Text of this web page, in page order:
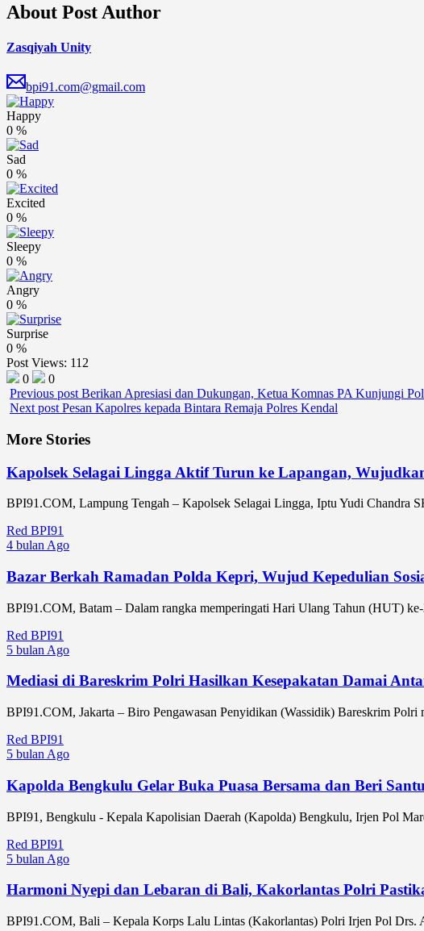
About Post Author
Zasqiyah Unity
bpi91.com@gmail.com
Happy
0 %
Sad
0 %
Excited
0 %
Sleepy
0 %
Angry
0 %
Surprise
0 %
Post Views: 112
0
0
Previous post Berikan Apresiasi dan Dukungan, Ketua Komnas PA Kunjungi
Next post Pesan Kapolres kepada Bintara Remaja Polres Kendal
More Stories
Kapolsek Selagai Lingga Aktif Turun ke Lapangan,
BPI91.COM, Lampung Tengah – Kapolsek Selagai Lingga, Iptu Yudi Chandra
Red BPI91
4 bulan Ago
Bazar Berkah Ramadan Polda Kepri, Wujud Kepedulian
BPI91.COM, Batam – Dalam rangka memperingati Hari Ulang Tahun (HUT)
Red BPI91
5 bulan Ago
Mediasi di Bareskrim Polri Hasilkan Kesepakatan Damai
BPI91.COM, Jakarta – Biro Pengawasan Penyidikan (Wassidik) Bareskrim
Red BPI91
5 bulan Ago
Kapolda Bengkulu Gelar Buka Puasa Bersama dan Beri
BPI91, Bengkulu - Kepala Kapolisian Daerah (Kapolda) Bengkulu, Irjen Pol
Red BPI91
5 bulan Ago
Harmoni Nyepi dan Lebaran di Bali, Kakorlantas Polri
BPI91.COM, Bali – Kepala Korps Lalu Lintas (Kakorlantas) Polri Irjen Pol Drs.